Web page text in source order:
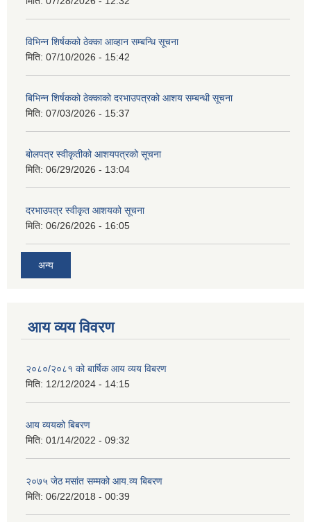
विभिन्न शिर्षकको ठेक्का आव्हान सम्बन्धि सूचना
मिति: 07/10/2026 - 15:42
बिभिन्‍न शिर्षकको ठेक्काको दरभाउपत्रको आशय सम्बन्धी सूचना
मिति: 07/03/2026 - 15:37
बोलपत्र स्वीकृतीको आशयपत्रको सूचना
मिति: 06/29/2026 - 13:04
दरभाउपत्र स्वीकृत आशयको सूचना
मिति: 06/26/2026 - 16:05
अन्य
आय व्यय विवरण
२०८०/२०८१ को बार्षिक आय व्यय विबरण
मिति: 12/12/2024 - 14:15
आय व्ययको बिबरण
मिति: 01/14/2022 - 09:32
२०७५ जेठ मसांत सम्मको आय.व्य बिबरण
मिति: 06/22/2018 - 00:39